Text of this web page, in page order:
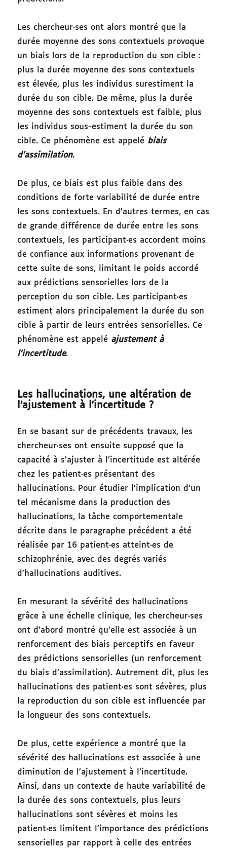
Les chercheur·ses ont alors montré que la
durée moyenne des sons contextuels provoque
un biais lors de la reproduction du son cible :
plus la durée moyenne des sons contextuels
est élevée, plus les individus surestiment la
durée du son cible. De même, plus la durée
moyenne des sons contextuels est faible, plus
les individus sous-estiment la durée du son
cible. Ce phénomène est appelé biais
d’assimilation.
De plus, ce biais est plus faible dans des
conditions de forte variabilité de durée entre
les sons contextuels. En d’autres termes, en cas
de grande différence de durée entre les sons
contextuels, les participant·es accordent moins
de confiance aux informations provenant de
cette suite de sons, limitant le poids accordé
aux prédictions sensorielles lors de la
perception du son cible. Les participant·es
estiment alors principalement la durée du son
cible à partir de leurs entrées sensorielles. Ce
phénomène est appelé ajustement à
l’incertitude.
Les hallucinations, une altération de
l’ajustement à l’incertitude ?
En se basant sur de précédents travaux, les
chercheur·ses ont ensuite supposé que la
capacité à s’ajuster à l’incertitude est altérée
chez les patient·es présentant des
hallucinations. Pour étudier l’implication d’un
tel mécanisme dans la production des
hallucinations, la tâche comportementale
décrite dans le paragraphe précédent a été
réalisée par 16 patient·es atteint·es de
schizophrénie, avec des degrés variés
d’hallucinations auditives.
En mesurant la sévérité des hallucinations
grâce à une échelle clinique, les chercheur·ses
ont d’abord montré qu’elle est associée à un
renforcement des biais perceptifs en faveur
des prédictions sensorielles (un renforcement
du biais d’assimilation). Autrement dit, plus les
hallucinations des patient·es sont sévères, plus
la reproduction du son cible est influencée par
la longueur des sons contextuels.
De plus, cette expérience a montré que la
sévérité des hallucinations est associée à une
diminution de l’ajustement à l’incertitude.
Ainsi, dans un contexte de haute variabilité de
la durée des sons contextuels, plus leurs
hallucinations sont sévères et moins les
patient·es limitent l’importance des prédictions
sensorielles par rapport à celle des entrées